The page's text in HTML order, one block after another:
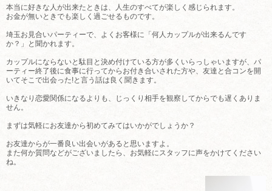
本当に好きな人が出来たときは、人生のすべてが楽しく感じられます。
お金が無いときでも楽しく過ごせるものです。
埼玉お見合いパーティーで、よくお客様に「何人カップルが出来るんです
か？」と聞かれます。
カップルにならないと駄目と決め付けている方が多くいらっしゃいますが、パ
ーティー終了後に食事に行ってからお付き合いされた方や、友達と合コンを開
いてそこで出会った!と言う話は良く聞きます。
いきなり恋愛関係になるよりも、じっくり相手を観察してからでも遅くありま
せん。
まずは気軽にお友達から初めてみてはいかがでしょうか？
お友達からが一番良い出会いがあると思いますよ。
また何か質問などがございましたら、お気軽にスタッフに声をかけてください
ね。